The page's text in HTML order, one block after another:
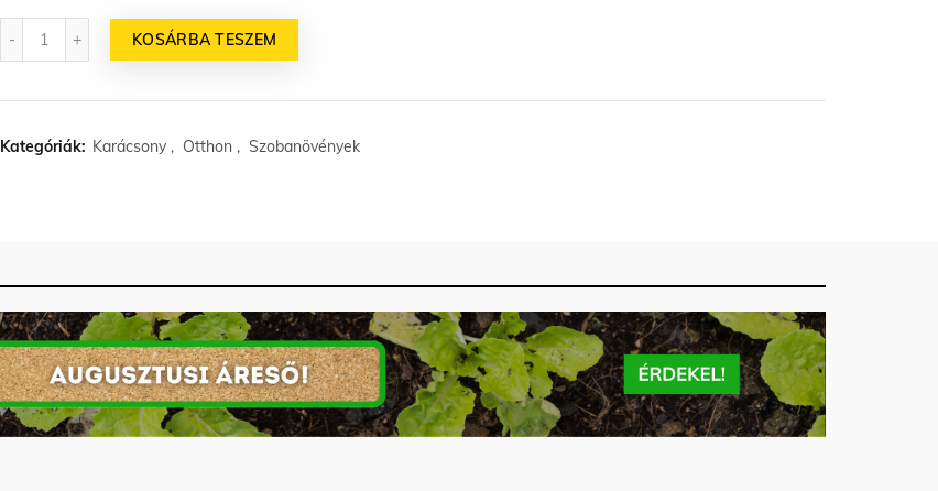
Mennyiség
KOSÁRBA TESZEM
Kategóriák: Karácsony , Otthon , Szobanövények